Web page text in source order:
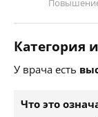
Категория
У врача есть
Что это